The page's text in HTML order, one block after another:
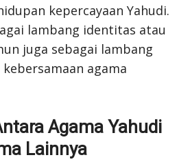
kepercayaan Yahudi.
lambang identitas atau
juga sebagai lambang
agama
Agama Yahudi
Lainnya